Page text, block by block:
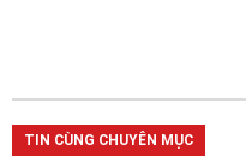
TIN CÙNG CHUYÊN MỤC